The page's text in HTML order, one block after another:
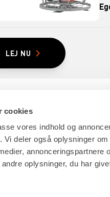
cookies
vores indhold og
deler også oplysninger
annonceringspartnere
oplysninger, du har
LEJ NU
GENVEJE